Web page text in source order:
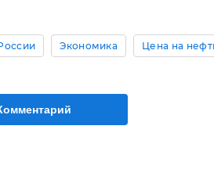
Экономика Цена на